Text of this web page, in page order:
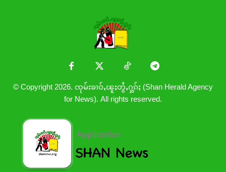
© Copyright 2026. ၸုမ်းၶၢဝ်ႇၽူႈတွႆႇႁွၵ်ႈ (Shan Herald Agency
for News). All rights reserved.